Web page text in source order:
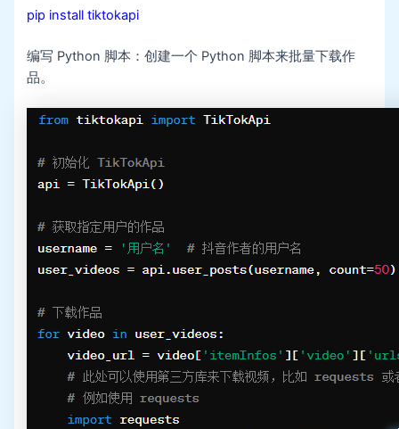
pip install tiktokapi
编写 Python 脚本：创建一个 Python 脚本来批量下载作
品。